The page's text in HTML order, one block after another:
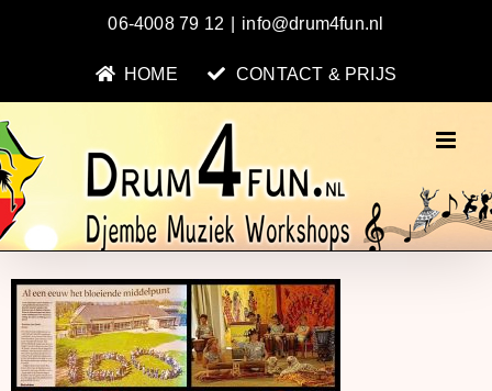
06-4008 79 12 info@drum4fun.nl
HOME CONTACT & PRIJS